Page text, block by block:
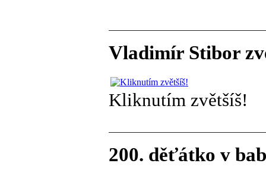
Vladimír Stibor
Kliknutím zvětšíš!
200. děťátko v